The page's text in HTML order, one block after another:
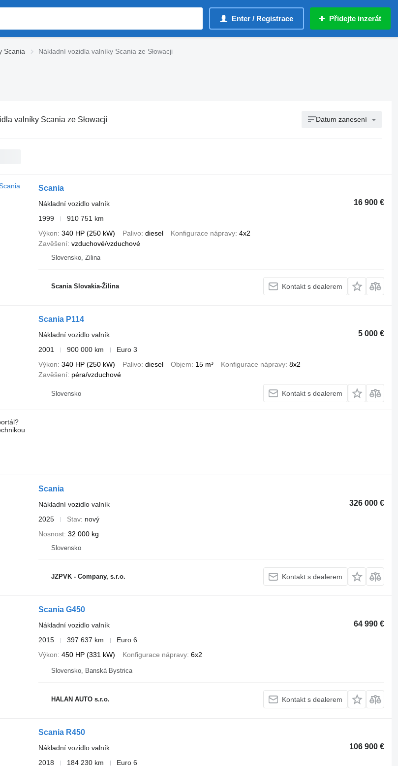
Enter / Registrace Přidejte inzerát
Scania Nákladní vozidla valníky Scania ze Słowacji
valníky Scania ze Słowacji Datum zanesení
Scania
16 900 €
Nákladní vozidlo valník
1999
910 751 km
Výkon 340 HP (250 kW) Palivo diesel Konfigurace nápravy 4x2
Zavěšení vzduchové/vzduchové
Slovensko, Zilina
Scania Slovakia-Žilina Kontakt s dealerem
Scania P114
5 000 €
Nákladní vozidlo valník
2001
900 000 km
Euro 3
Výkon 340 HP (250 kW) Palivo diesel Objem 15 m³ Konfigurace nápravy 8x2
Zavěšení péra/vzduchové
Slovensko Kontakt s dealerem
Scania
326 000 €
Nákladní vozidlo valník
2025
Stav nový
Nosnost 32 000 kg
Slovensko
JZPVK - Company, s.r.o. Kontakt s dealerem
Scania G450
64 990 €
Nákladní vozidlo valník
2015
397 637 km
Euro 6
Výkon 450 HP (331 kW) Konfigurace nápravy 6x2
Slovensko, Banská Bystrica
HALAN AUTO s.r.o. Kontakt s dealerem
Scania R450
106 900 €
Nákladní vozidlo valník
2018
184 230 km
Euro 6